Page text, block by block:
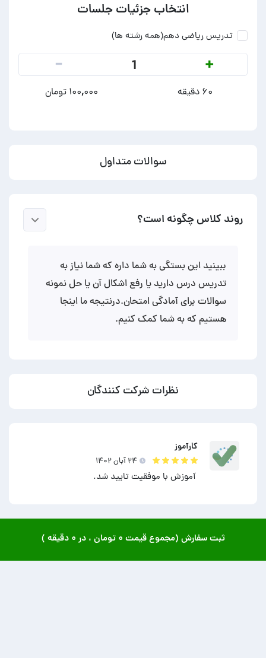
انتخاب جزئیات جلسات
تدریس ریاضی دهم(همه رشته ها)
+
1
-
۶۰ دقیقه ۱۰۰,۰۰۰ تومان
سوالات متداول
روند کلاس چگونه است؟
ببینید این بستگی به شما داره که شما نیاز به
تدریس درس دارید یا رفع اشکال آن یا حل نمونه
سوالات برای آمادگی امتحان.درنتیجه ما اینجا
هستیم که به شما کمک کنیم.
نظرات شرکت کنندگان
کارآموز
۲۴ آبان ۱۴۰۲
آموزش با موفقیت تایید شد.
ثبت سفارش (مجموع قیمت ۰ تومان ، در ۰ دقیقه )